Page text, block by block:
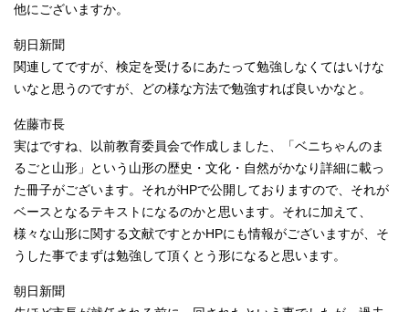
他にございますか。
朝日新聞
関連してですが、検定を受けるにあたって勉強しなくてはいけな
いなと思うのですが、どの様な方法で勉強すれば良いかなと。
佐藤市長
実はですね、以前教育委員会で作成しました、「ベニちゃんのま
るごと山形」という山形の歴史・文化・自然がかなり詳細に載っ
た冊子がございます。それがHPで公開しておりますので、それが
ベースとなるテキストになるのかと思います。それに加えて、
様々な山形に関する文献ですとかHPにも情報がございますが、そ
うした事でまずは勉強して頂くとう形になると思います。
朝日新聞